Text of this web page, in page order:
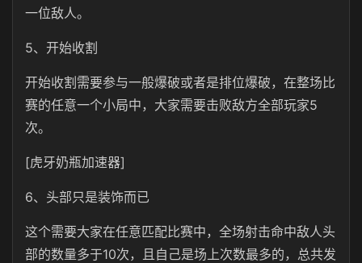
一位敌人。
5、开始收割
开始收割需要参与一般爆破或者是排位爆破，在整场比
赛的任意一个小局中，大家需要击败敌方全部玩家5
次。
[虎牙奶瓶加速器]
6、头部只是装饰而已
这个需要大家在任意匹配比赛中，全场射击命中敌人头
部的数量多于10次，且自己是场上次数最多的，总共发